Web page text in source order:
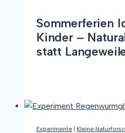
Sommerferien
Kinder –
statt
Kinder
Experimente | Kleine